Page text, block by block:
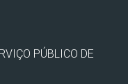
PÚBLICO DE